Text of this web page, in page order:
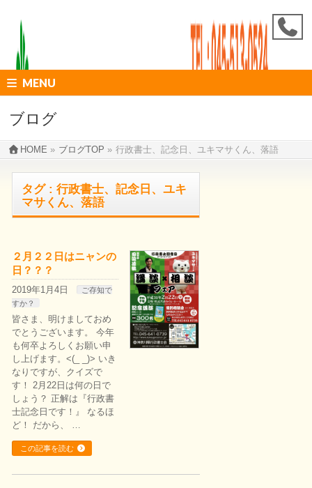
MENU
ブログ
HOME » ブログTOP » 行政書士、記念日、ユキマサくん、落語
タグ : 行政書士、記念日、ユキ
マサくん、落語
２月２２日はニャンの
日？？？
2019年1月4日
ご存知で
すか？
皆さま、明けましておめ
でとうございます。 今年
も何卒よろしくお願い申
し上げます。<(_ _)> いき
なりですが、クイズで
す！ 2月22日は何の日で
しょう？ 正解は『行政書
士記念日です！』 なるほ
ど！ だから、 …
この記事を読む